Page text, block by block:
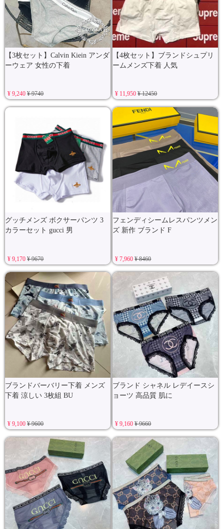
【3枚セット】Calvin Kiein アンダ
ーウェア 女性の下着
¥ 9,240¥ 9740
【4枚セット】ブランドシュプリ
ームメンズ下着 人気
¥ 11,950¥ 12450
グッチメンズ ボクサーパンツ 3
カラーセット gucci 男
¥ 9,170¥ 9670
フェンディシームレスパンツメン
ズ 新作 ブランド F
¥ 7,960¥ 8460
ブランドバーバリー下着 メンズ
下着 涼しい 3枚組 BU
¥ 9,100¥ 9600
ブランド シャネル レデイースシ
ョーツ 高品質 肌に
¥ 9,160¥ 9660